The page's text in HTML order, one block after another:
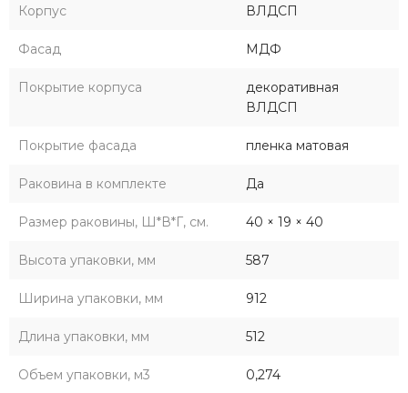
Корпус ВЛДСП
Фасад МДФ
Покрытие корпуса
декоративная
ВЛДСП
Покрытие фасада пленка матовая
Раковина в комплекте Да
Размер раковины, Ш*В*Г, см. 40 × 19 × 40
Высота упаковки, мм 587
Ширина упаковки, мм 912
Длина упаковки, мм 512
Объем упаковки, м3 0,274